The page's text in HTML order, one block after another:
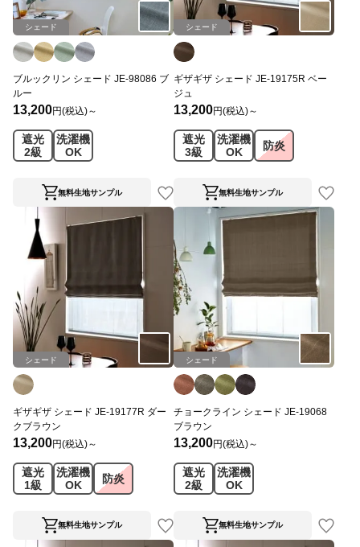
シェード
ブルックリン シェード JE-98086 ブ
ルー
13,200円(税込)～
遮光
2級
洗濯機
OK
無料生地サンプル
シェード
ギザギザ シェード JE-19175R ベー
ジュ
13,200円(税込)～
遮光
3級
洗濯機
OK
防炎
無料生地サンプル
シェード
ギザギザ シェード JE-19177R ダー
クブラウン
13,200円(税込)～
遮光
1級
洗濯機
OK
防炎
無料生地サンプル
シェード
チョークライン シェード JE-19068
ブラウン
13,200円(税込)～
遮光
2級
洗濯機
OK
無料生地サンプル